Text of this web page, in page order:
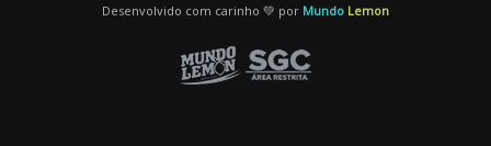
Desenvolvido com carinho 💚 por Mundo Lemon